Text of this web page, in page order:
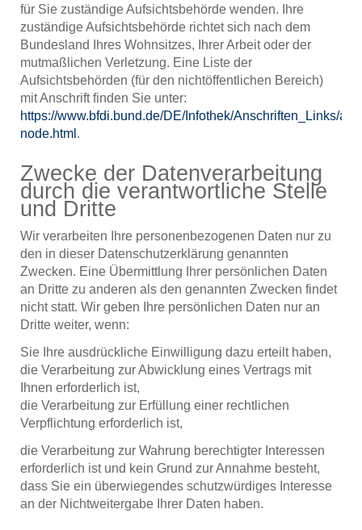
für Sie zuständige Aufsichtsbehörde wenden. Ihre
zuständige Aufsichtsbehörde richtet sich nach dem
Bundesland Ihres Wohnsitzes, Ihrer Arbeit oder der
mutmaßlichen Verletzung. Eine Liste der
Aufsichtsbehörden (für den nichtöffentlichen Bereich)
mit Anschrift finden Sie unter:
https://www.bfdi.bund.de/DE/Infothek/Anschriften_Links/
node.html .
Zwecke der Datenverarbeitung
durch die verantwortliche Stelle
und Dritte
Wir verarbeiten Ihre personenbezogenen Daten nur zu
den in dieser Datenschutzerklärung genannten
Zwecken. Eine Übermittlung Ihrer persönlichen Daten
an Dritte zu anderen als den genannten Zwecken findet
nicht statt. Wir geben Ihre persönlichen Daten nur an
Dritte weiter, wenn:
Sie Ihre ausdrückliche Einwilligung dazu erteilt haben,
die Verarbeitung zur Abwicklung eines Vertrags mit
Ihnen erforderlich ist,
die Verarbeitung zur Erfüllung einer rechtlichen
Verpflichtung erforderlich ist,
die Verarbeitung zur Wahrung berechtigter Interessen
erforderlich ist und kein Grund zur Annahme besteht,
dass Sie ein überwiegendes schutzwürdiges Interesse
an der Nichtweitergabe Ihrer Daten haben.